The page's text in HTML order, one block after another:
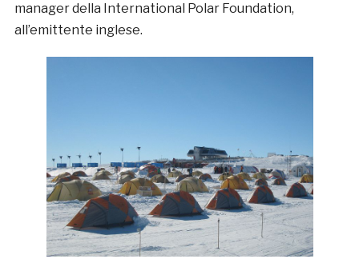
manager della International Polar Foundation,
all’emittente inglese.